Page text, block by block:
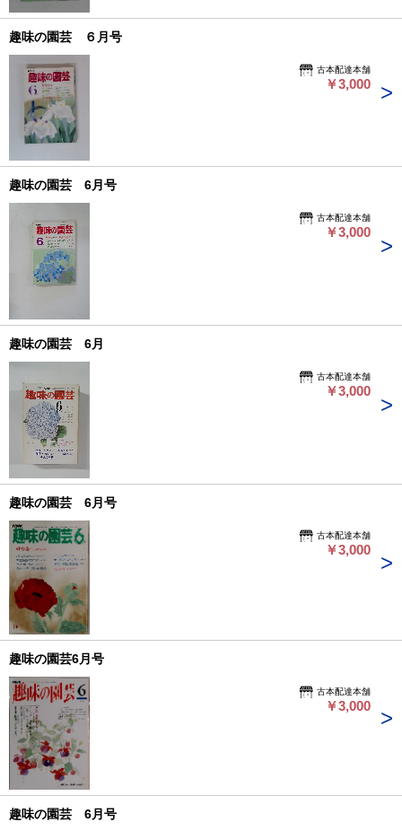
趣味の園芸 ６月号
古本配達本舗
￥3,000
趣味の園芸 6月号
古本配達本舗
￥3,000
趣味の園芸 6月
古本配達本舗
￥3,000
趣味の園芸 6月号
古本配達本舗
￥3,000
趣味の園芸6月号
古本配達本舗
￥3,000
趣味の園芸 6月号